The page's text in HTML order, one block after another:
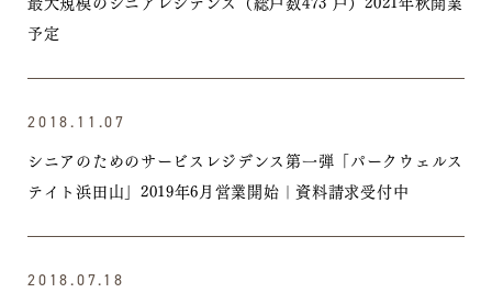
予定
2018.11.07
シニアのためのサービスレジデンス第一弾「パークウェルス
テイト浜田山」2019年6月営業開始｜資料請求受付中
2018.07.18